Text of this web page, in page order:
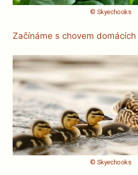
© Skyechooks
Začínáme s chovem
© Skyechooks